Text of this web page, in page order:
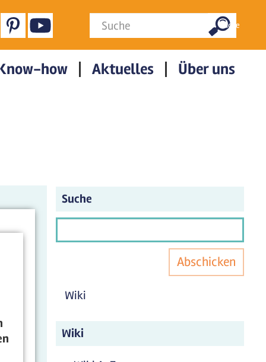
Suchformular Suche
how Aktuelles Über uns
Suche
Abschicken
Wiki
Wiki